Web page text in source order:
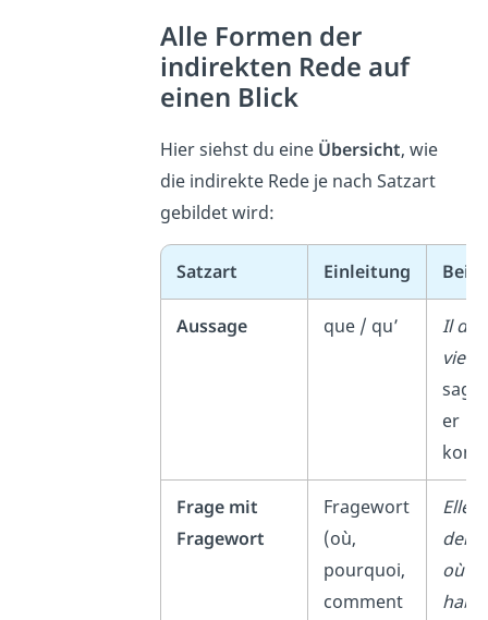
Alle Formen der
indirekten Rede auf
einen Blick
Hier siehst du eine Übersicht, wie
die indirekte Rede je nach Satzart
gebildet wird:
Satzart Einleitung
Aussage que / qu’
Il dit
vient.
sagt,
er
Frage mit
Fragewort
Fragewort
(où,
pourquoi,
comment
Elle
où tu